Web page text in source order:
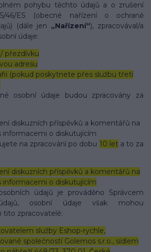
pohybu těchto údajů a o zrušení
46/ES (obecné nařízení o ochraně
(dále jen „Nařízení“), zpracovával/a
údaje:
přezdívku
adresu
(pokud poskytnete přes službu třetí
osobní údaje budou zpracovány za
diskuzních příspěvků a komentářů na
informacemi o diskutujícím
na zpracování po dobu 10 leta to za
diskuzních příspěvků a komentářů na
informacemi o diskutujícím
údajů je prováděno Správcem
osobní údaje však mohou
tito zpracovatelé:
služby Eshop-rychle,
společností Golemos s.r.o., sídlem